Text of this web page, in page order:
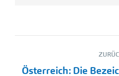
Österreich: Die